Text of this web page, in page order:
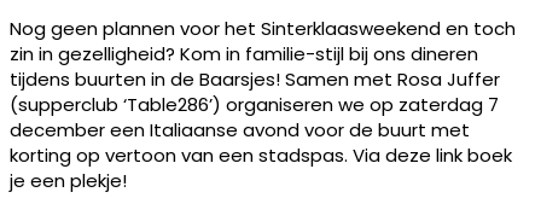
Nog geen plannen voor het Sinterklaasweekend en toch
zin in gezelligheid? Kom in familie-stijl bij ons dineren
tijdens buurten in de Baarsjes! Samen met Rosa Juffer
(supperclub ‘Table286’) organiseren we op zaterdag 7
december een Italiaanse avond voor de buurt met
korting op vertoon van een stadspas. Via deze link boek
je een plekje!